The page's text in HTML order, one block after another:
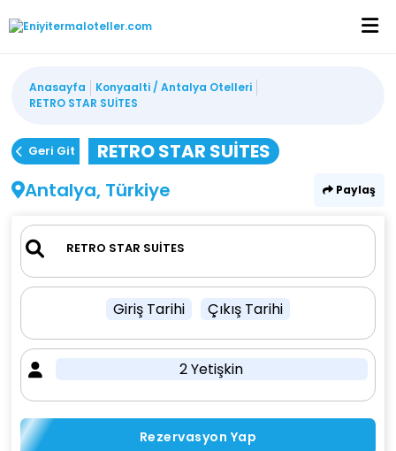
Anasayfa
Konyaalti / Antalya Otelleri
RETRO STAR SUİTES
Geri Git
RETRO STAR SUİTES
Antalya, Türkiye
Paylaş
Giriş Tarihi Çıkış Tarihi
2 Yetişkin
Rezervasyon Yap